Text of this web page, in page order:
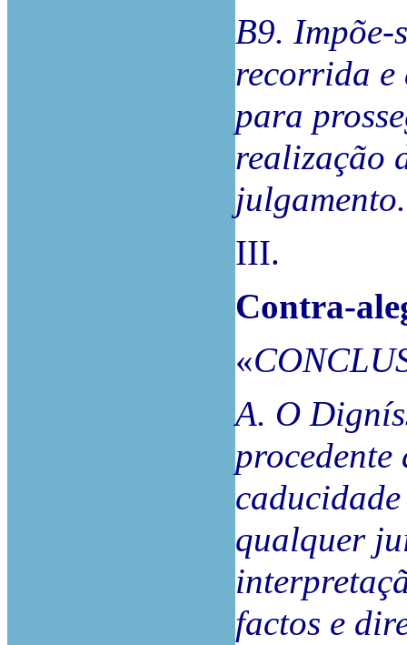
B9. Impõe-
recorrida e
para
realização
julgamento.
III.
Contra-
«
A. O
procedente
qualquer
factos e